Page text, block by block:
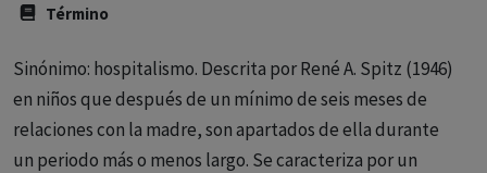
Término
Sinónimo: hospitalismo. Descrita por René A. Spitz (1946)
en niños que después de un mínimo de seis meses de
relaciones con la madre, son apartados de ella durante
un periodo más o menos largo. Se caracteriza por un